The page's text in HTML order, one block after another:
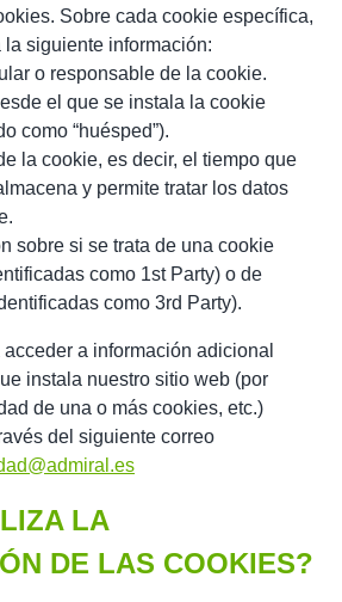
Sobre cada cookie específica,
siguiente información:
o responsable de la cookie.
el que se instala la cookie
como “huésped”).
la cookie, es decir, el tiempo que
y permite tratar los datos
sobre si se trata de una cookie
como 1st Party) o de
como 3rd Party).
a información adicional
instala nuestro sitio web (por
de una o más cookies, etc.)
del siguiente correo
LA
DE LAS COOKIES?